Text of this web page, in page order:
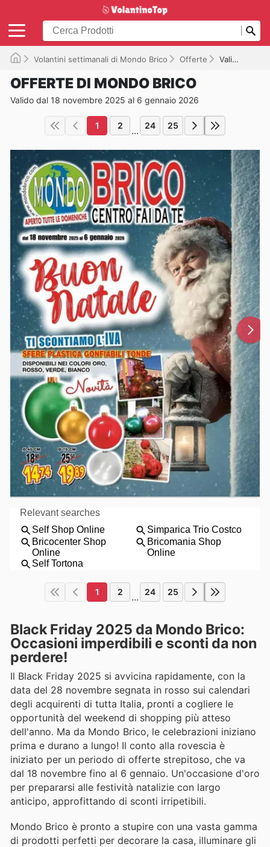
Volantini settimanali di Mondo Brico Offerte Valido fino al 06/01/2026
OFFERTE DI MONDO BRICO
Valido dal 18 novembre 2025 al 6 gennaio 2026
1 2 ... 24 25
1 2 ... 24 25
Black Friday 2025 da Mondo Brico:
Occasioni imperdibili e sconti da non
perdere!
Il Black Friday 2025 si avvicina rapidamente, con la
data del 28 novembre segnata in rosso sui calendari
degli acquirenti di tutta Italia, pronti a cogliere le
opportunità del weekend di shopping più atteso
dell'anno. Ma da Mondo Brico, le celebrazioni iniziano
prima e durano a lungo! Il conto alla rovescia è
iniziato per un periodo di offerte strepitoso, che va
dal 18 novembre fino al 6 gennaio. Un'occasione d'oro
per prepararsi alle festività natalizie con largo
anticipo, approfittando di sconti irripetibili.
Mondo Brico è pronto a stupire con una vasta gamma
di prodotti perfetti per decorare la casa, illuminare gli